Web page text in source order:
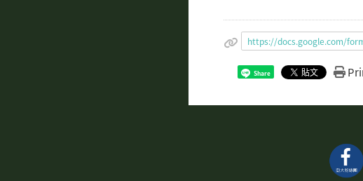
https://docs.google.com/
Share